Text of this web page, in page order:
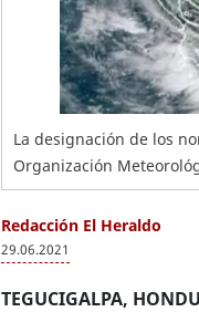
La designación de los
Organización
Redacción El Heraldo
29.06.2021
TEGUCIGALPA,